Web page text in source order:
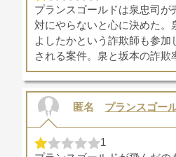
プランスゴールドは泉忠司が
対にやらないと心に決めた。
よしたかという詐欺師も参加
される案件。泉と坂本の詐欺
匿名 プランスゴー
1